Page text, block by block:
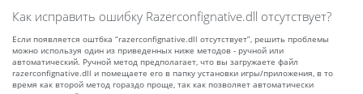
Как исправить ошибку Razerconfignative.dll отсутствует?
Если появляется оштбка “razerconfignative.dll отсутствует”, решить проблемы
можно используя один из приведенных ниже методов - ручной или
автоматический. Ручной метод предполагает, что вы загружаете файл
razerconfignative.dll и помещаете его в папку установки игры/приложения, в то
время как второй метод гораздо проще, так как позволяет автоматически